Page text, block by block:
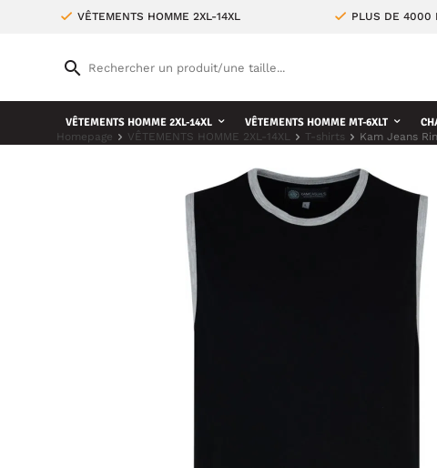
VÊTEMENTS HOMME 2XL-14XL PLUS DE 4000
VÊTEMENTS HOMME 2XL-14XL VÊTEMENTS HOMME MT-6XLT
Homepage VÊTEMENTS HOMME 2XL-14XL T-shirts Kam Jeans